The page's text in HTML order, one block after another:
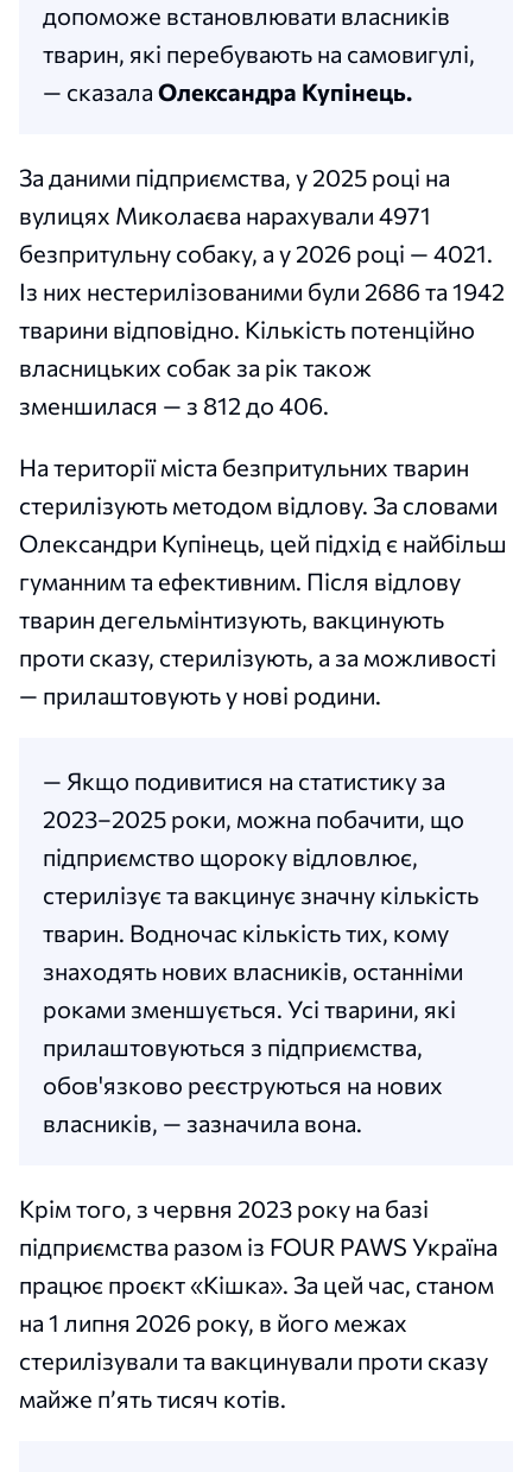
допоможе встановлювати власників
тварин, які перебувають на самовигулі,
— сказала Олександра Купінець.
За даними підприємства, у 2025 році на
вулицях Миколаєва нарахували 4971
безпритульну собаку, а у 2026 році — 4021.
Із них нестерилізованими були 2686 та 1942
тварини відповідно. Кількість потенційно
власницьких собак за рік також
зменшилася — з 812 до 406.
На території міста безпритульних тварин
стерилізують методом відлову. За словами
Олександри Купінець, цей підхід є найбільш
гуманним та ефективним. Після відлову
тварин дегельмінтизують, вакцинують
проти сказу, стерилізують, а за можливості
— прилаштовують у нові родини.
— Якщо подивитися на статистику за
2023–2025 роки, можна побачити, що
підприємство щороку відловлює,
стерилізує та вакцинує значну кількість
тварин. Водночас кількість тих, кому
знаходять нових власників, останніми
роками зменшується. Усі тварини, які
прилаштовуються з підприємства,
обов'язково реєструються на нових
власників, — зазначила вона.
Крім того, з червня 2023 року на базі
підприємства разом із FOUR PAWS Україна
працює проєкт «Кішка». За цей час, станом
на 1 липня 2026 року, в його межах
стерилізували та вакцинували проти сказу
майже пʼять тисяч котів.